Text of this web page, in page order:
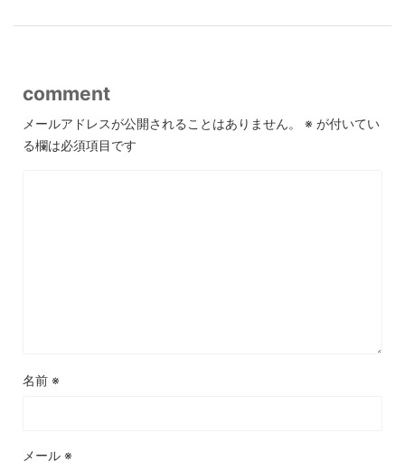
comment
メールアドレスが公開されることはありません。 ※ が付いてい
る欄は必須項目です
名前 ※
メール ※